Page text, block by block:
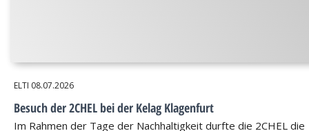
ELTI 08.07.2026
Besuch der 2CHEL bei der Kelag Klagenfurt
Im Rahmen der Tage der Nachhaltigkeit durfte die 2CHEL die